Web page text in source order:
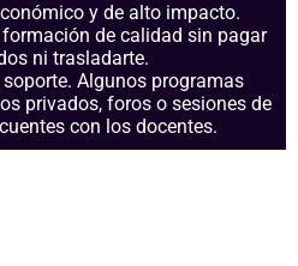
y de alto impacto.
de calidad sin pagar
ni trasladarte.
Algunos programas
privados, foros o sesiones de
con los docentes.